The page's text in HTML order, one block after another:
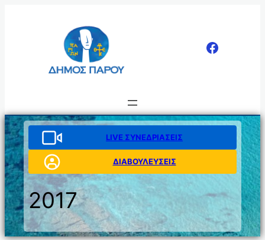
LIVE ΣΥΝΕΔΡΙΑΣΕΙΣ
ΔΙΑΒΟΥΛΕΥΣΕΙΣ
2017